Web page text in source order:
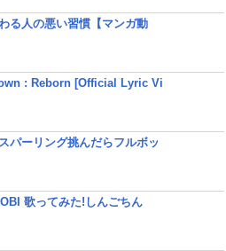
る人の悪い習慣【マンガ動
: Reborn [Official Lyric Vi
パーリング挑んだらフルボッ
歌ってみた!しんごちん